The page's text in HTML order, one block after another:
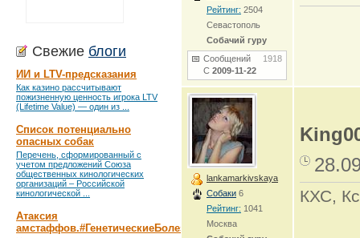
Свежие блоги
ИИ и LTV-предсказания
Как казино рассчитывают
пожизненную ценность игрока LTV
(Lifetime Value) — один из ...
Список потенциально
опасных собак
Перечень, сформированный с
учетом предложений Союза
общественных кинологических
организаций – Российской
кинологической ...
Атаксия
амстаффов.#ГенетическиеБолезни
Рейтинг: 2504
Севастополь
Собачий гуру
Сообщений 1918
С 2009-11-22
lankamarkivskaya
Собаки 6
Рейтинг: 1041
Москва
КХС,